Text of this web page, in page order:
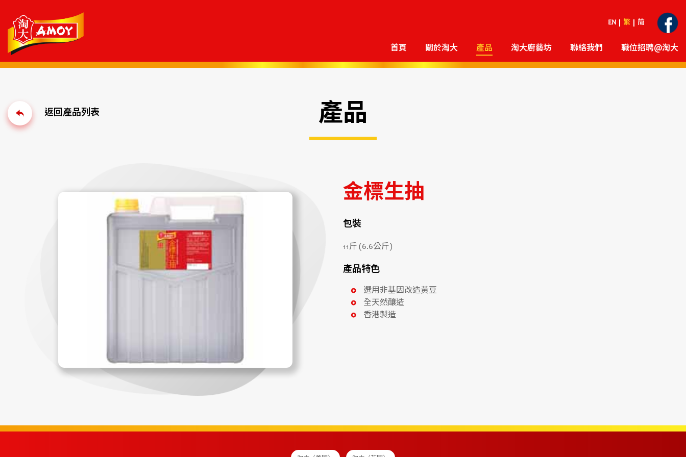
EN 繁 简
首頁 關於淘大 產品 淘大廚藝坊 聯絡我們 職位招聘@淘大
產品
金標生抽
包裝
11斤 (6.6公斤)
產品特色
選用非基因改造黃豆
全天然釀造
香港製造